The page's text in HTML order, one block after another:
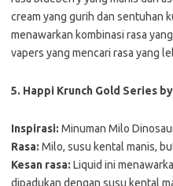
cream yang gurih dan sentuhan
menawarkan kombinasi rasa
vapers yang mencari rasa yang
5. Happi Krunch Gold Series
Inspirasi: Minuman Milo
Rasa: Milo, susu kental manis,
Kesan rasa: Liquid ini
dipadukan dengan susu kental